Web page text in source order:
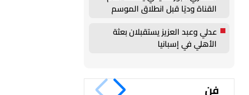
القناة وديًا قبل انطلاق الموسم
عدلي وعبد العزيز يستقبلان بعثة
الأهلي في إسبانيا
فن